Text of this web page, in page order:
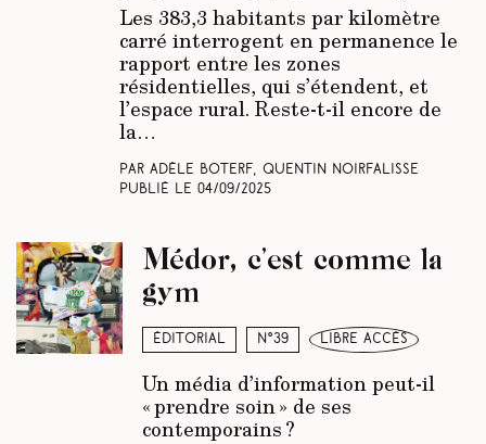
Les 383,3 habitants par kilomètre
carré interrogent en permanence le
rapport entre les zones
résidentielles, qui s’étendent, et
l’espace rural. Reste-t-il encore de
la…
Par Adèle Boterf, Quentin Noirfalisse
Publié le 04/09/2025
Éditorial N°39 libre accès
Médor, c’est comme la
gym
Un média d’information peut-il
« prendre soin » de ses
contemporains ?